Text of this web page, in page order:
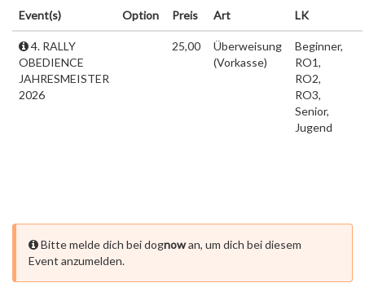
Event(s)
Option Preis Art LK
4. RALLY
OBEDIENCE
JAHRESMEISTER
2026
25,00
Überweisung
(Vorkasse)
Beginner,
RO1,
RO2,
RO3,
Senior,
Jugend
Bitte melde dich bei dognowan, um dich bei diesem
Event anzumelden.